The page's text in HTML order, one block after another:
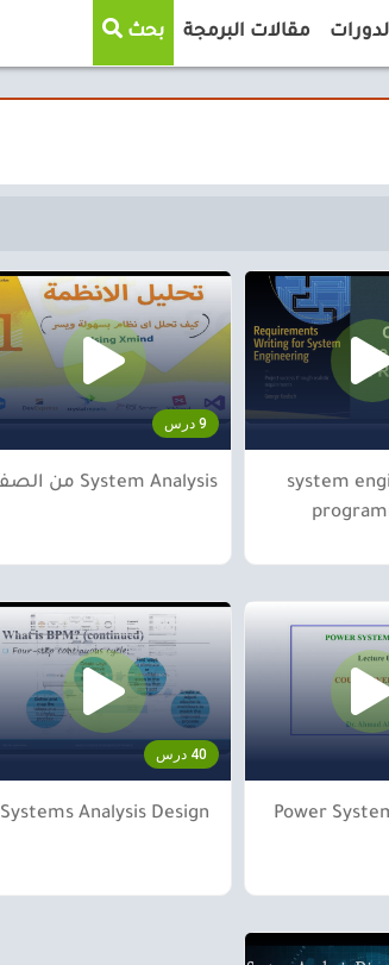
مقالات البرمجة بحث
system
9 درس
System Analysis من الصفر
Power
40 درس
Systems Analysis Design